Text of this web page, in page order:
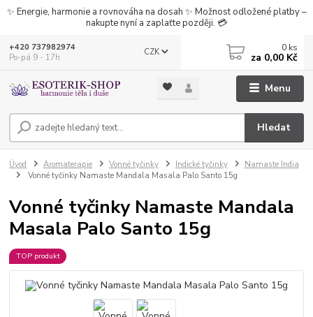
✨ Energie, harmonie a rovnováha na dosah ✨ Možnost odložené platby –
nakupte nyní a zaplaťte později. 💳
Menu
CZK
Hledat
+420 737982974
Po-pá 9 - 17h
0 ks
za 0,00 Kč
Úvod Aromaterapie Vonné tyčinky Indické tyčinky
Namaste India
Vonné tyčinky Namaste Mandala Masala Palo Santo 15g
Vonné tyčinky Namaste Mandala
Masala Palo Santo 15g
TOP produkt